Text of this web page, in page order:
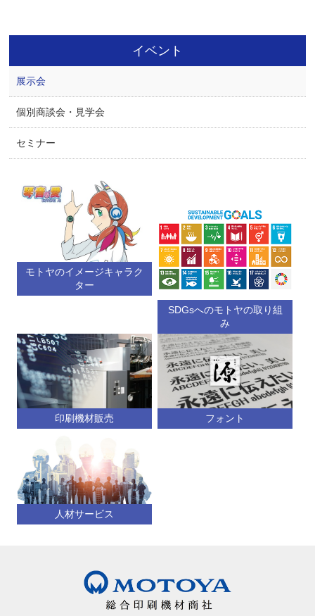
イベント
展示会
個別商談会・見学会
セミナー
モトヤのイメージキャラク
ター
SDGsへのモトヤの取り組
み
印刷機材販売 フォント
人材サービス